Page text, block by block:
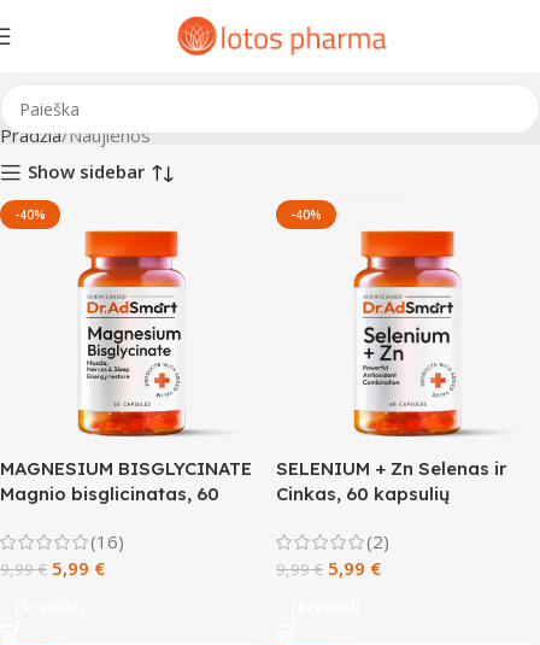
Pradžia Naujienos
Show sidebar
-40%
MAGNESIUM BISGLYCINATE
Magnio bisglicinatas, 60
(16)
9,99€ 5,99 €
-40%
SELENIUM + Zn Selenas ir
Cinkas, 60 kapsulių
(2)
9,99€ 5,99 €